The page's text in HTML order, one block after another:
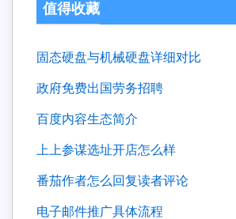
值得收藏
固态硬盘与机械硬盘详细对比
政府免费出国劳务招聘
百度内容生态简介
上上参谋选址开店怎么样
番茄作者怎么回复读者评论
电子邮件推广具体流程